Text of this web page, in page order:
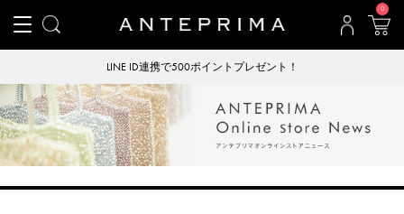
0
LINE ID連携で500ポイントプレゼント！